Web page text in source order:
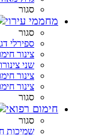
סגור
מחממי עירוי
סגור
ספירלי דגם
צינור
שני
צינור
צינור
סגור
חימום רפואי
סגור
שמיכות